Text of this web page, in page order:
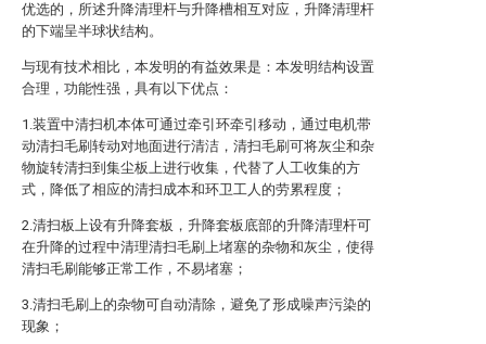
优选的，所述升降清理杆与升降槽相互对应，升降清理杆
的下端呈半球状结构。
与现有技术相比，本发明的有益效果是：本发明结构设置
合理，功能性强，具有以下优点：
1.装置中清扫机本体可通过牵引环牵引移动，通过电机带
动清扫毛刷转动对地面进行清洁，清扫毛刷可将灰尘和杂
物旋转清扫到集尘板上进行收集，代替了人工收集的方
式，降低了相应的清扫成本和环卫工人的劳累程度；
2.清扫板上设有升降套板，升降套板底部的升降清理杆可
在升降的过程中清理清扫毛刷上堵塞的杂物和灰尘，使得
清扫毛刷能够正常工作，不易堵塞；
3.清扫毛刷上的杂物可自动清除，避免了形成噪声污染的
现象；